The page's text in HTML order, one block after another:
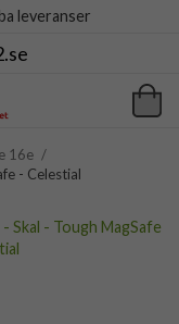
leveranser
16e /
- Celestial